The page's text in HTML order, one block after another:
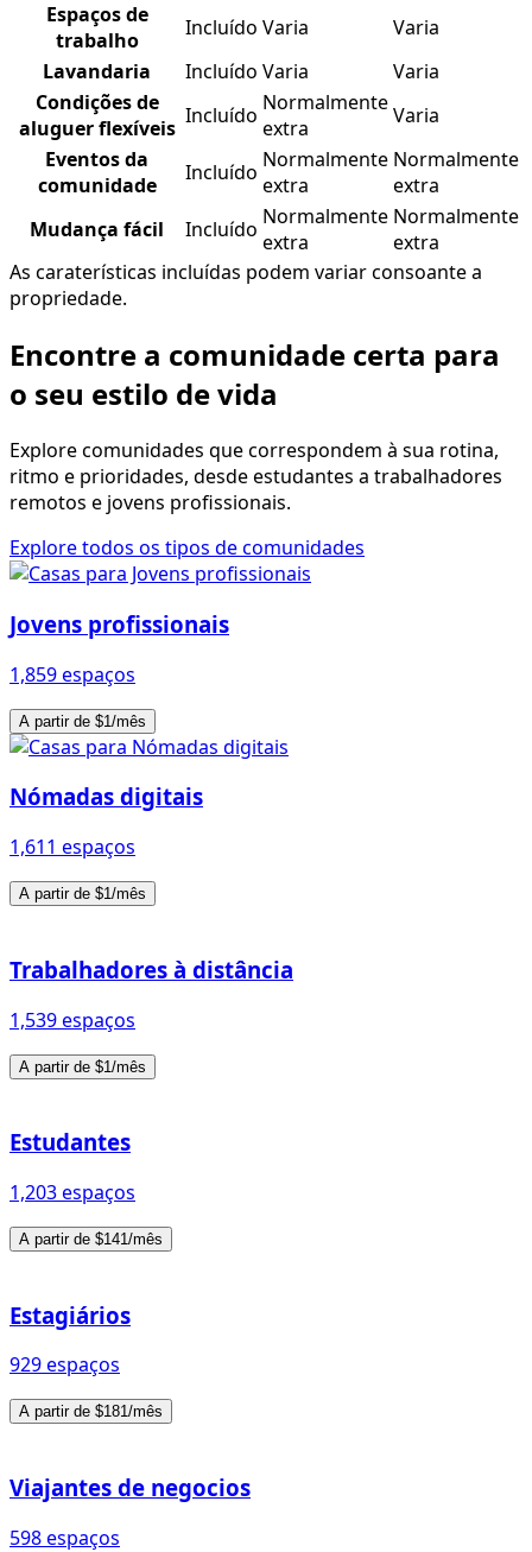
Espaços de
trabalho
Incluído Varia
Varia
Lavandaria
Incluído Varia
Varia
Condições de
aluguer flexíveis Incluído Normalmente
extra
Varia
Eventos da
comunidade
Incluído Normalmente
extra
Normalmente
extra
Mudança fácil
Incluído Normalmente
extra
Normalmente
extra
As caraterísticas incluídas podem variar consoante a
propriedade.
Encontre a comunidade certa para
o seu estilo de vida
Explore comunidades que correspondem à sua rotina,
ritmo e prioridades, desde estudantes a trabalhadores
remotos e jovens profissionais.
Explore todos os tipos de comunidades
Jovens profissionais
1,859 espaços
A partir de $1/mês
Nómadas digitais
1,611 espaços
A partir de $1/mês
Trabalhadores à distância
1,539 espaços
A partir de $1/mês
Estudantes
1,203 espaços
A partir de $141/mês
Estagiários
929 espaços
A partir de $181/mês
Viajantes de negocios
598 espaços